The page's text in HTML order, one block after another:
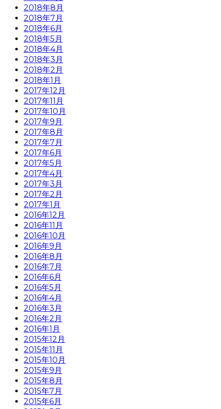
2018年8月
2018年7月
2018年6月
2018年5月
2018年4月
2018年3月
2018年2月
2018年1月
2017年12月
2017年11月
2017年10月
2017年9月
2017年8月
2017年7月
2017年6月
2017年5月
2017年4月
2017年3月
2017年2月
2017年1月
2016年12月
2016年11月
2016年10月
2016年9月
2016年8月
2016年7月
2016年6月
2016年5月
2016年4月
2016年3月
2016年2月
2016年1月
2015年12月
2015年11月
2015年10月
2015年9月
2015年8月
2015年7月
2015年6月